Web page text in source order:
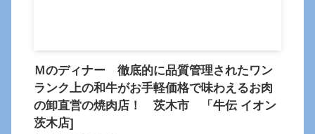
Ｍのディナー 徹底的に品質管理されたワン
ランク上の和牛がお手軽価格で味わえるお肉
の卸直営の焼肉店！ 茨木市 「牛伝 イオン
茨木店]